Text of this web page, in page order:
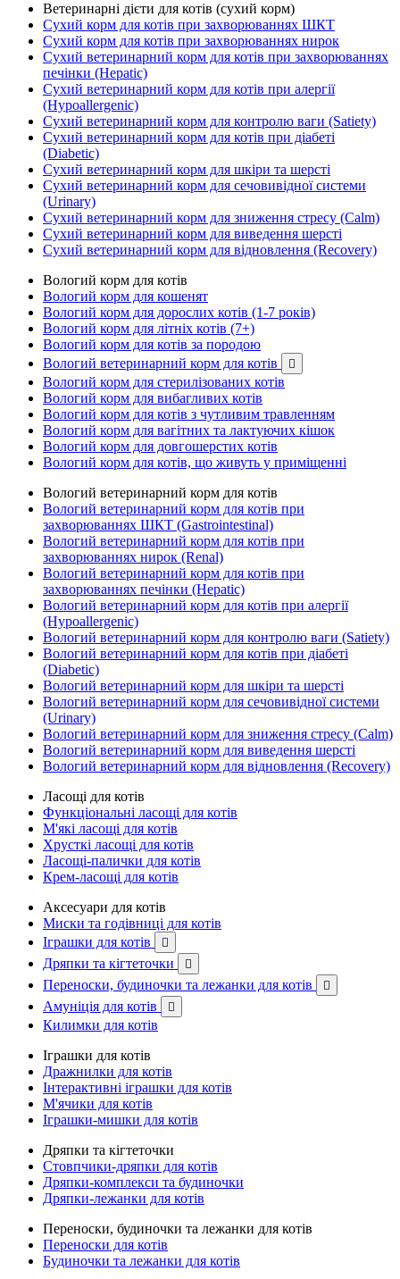
Ветеринарні дієти для котів (сухий корм)
Сухий корм для котів при захворюваннях ШКТ
Сухий корм для котів при захворюваннях нирок
Сухий ветеринарний корм для котів при захворюваннях
печінки (Hepatic)
Сухий ветеринарний корм для котів при алергії
(Hypoallergenic)
Сухий ветеринарний корм для контролю ваги (Satiety)
Сухий ветеринарний корм для котів при діабеті
(Diabetic)
Сухий ветеринарний корм для шкіри та шерсті
Сухий ветеринарний корм для сечовивідної системи
(Urinary)
Сухий ветеринарний корм для зниження стресу (Calm)
Сухий ветеринарний корм для виведення шерсті
Сухий ветеринарний корм для відновлення (Recovery)
Вологий корм для котів
Вологий корм для кошенят
Вологий корм для дорослих котів (1-7 років)
Вологий корм для літніх котів (7+)
Вологий корм для котів за породою
Вологий ветеринарний корм для котів

Вологий корм для стерилізованих котів
Вологий корм для вибагливих котів
Вологий корм для котів з чутливим травленням
Вологий корм для вагітних та лактуючих кішок
Вологий корм для довгошерстих котів
Вологий корм для котів, що живуть у приміщенні
Вологий ветеринарний корм для котів
Вологий ветеринарний корм для котів при
захворюваннях ШКТ (Gastrointestinal)
Вологий ветеринарний корм для котів при
захворюваннях нирок (Renal)
Вологий ветеринарний корм для котів при
захворюваннях печінки (Hepatic)
Вологий ветеринарний корм для котів при алергії
(Hypoallergenic)
Вологий ветеринарний корм для контролю ваги (Satiety)
Вологий ветеринарний корм для котів при діабеті
(Diabetic)
Вологий ветеринарний корм для шкіри та шерсті
Вологий ветеринарний корм для сечовивідної системи
(Urinary)
Вологий ветеринарний корм для зниження стресу (Calm)
Вологий ветеринарний корм для виведення шерсті
Вологий ветеринарний корм для відновлення (Recovery)
Ласощі для котів
Функціональні ласощі для котів
М'які ласощі для котів
Хрусткі ласощі для котів
Ласощі-палички для котів
Крем-ласощі для котів
Аксесуари для котів
Миски та годівниці для котів
Іграшки для котів

Дряпки та кігтеточки 
Переноски, будиночки та лежанки для котів 
Амуніція для котів 
Килимки для котів
Іграшки для котів
Дражнилки для котів
Інтерактивні іграшки для котів
М'ячики для котів
Іграшки-мишки для котів
Дряпки та кігтеточки
Стовпчики-дряпки для котів
Дряпки-комплекси та будиночки
Дряпки-лежанки для котів
Переноски, будиночки та лежанки для котів
Переноски для котів
Будиночки та лежанки для котів